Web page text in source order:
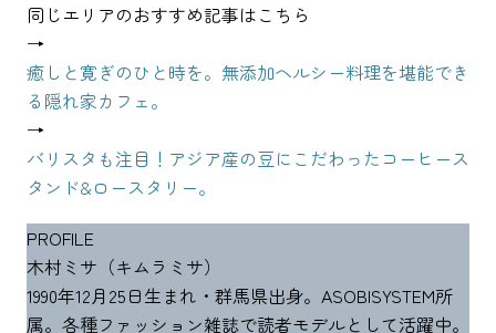
同じエリアのおすすめ記事はこちら
→
癒しと寛ぎのひと時を。無添加ヘルシー料理を堪能でき
る隠れ家カフェ。
→
バリスタも注目！アジア産の豆にこだわったコーヒース
タンド&ロースタリー。
PROFILE
木村ミサ（キムラミサ）
1990年12月25日生まれ・群馬県出身。ASOBISYSTEM所
属。各種ファッション雑誌で読者モデルとして活躍中。